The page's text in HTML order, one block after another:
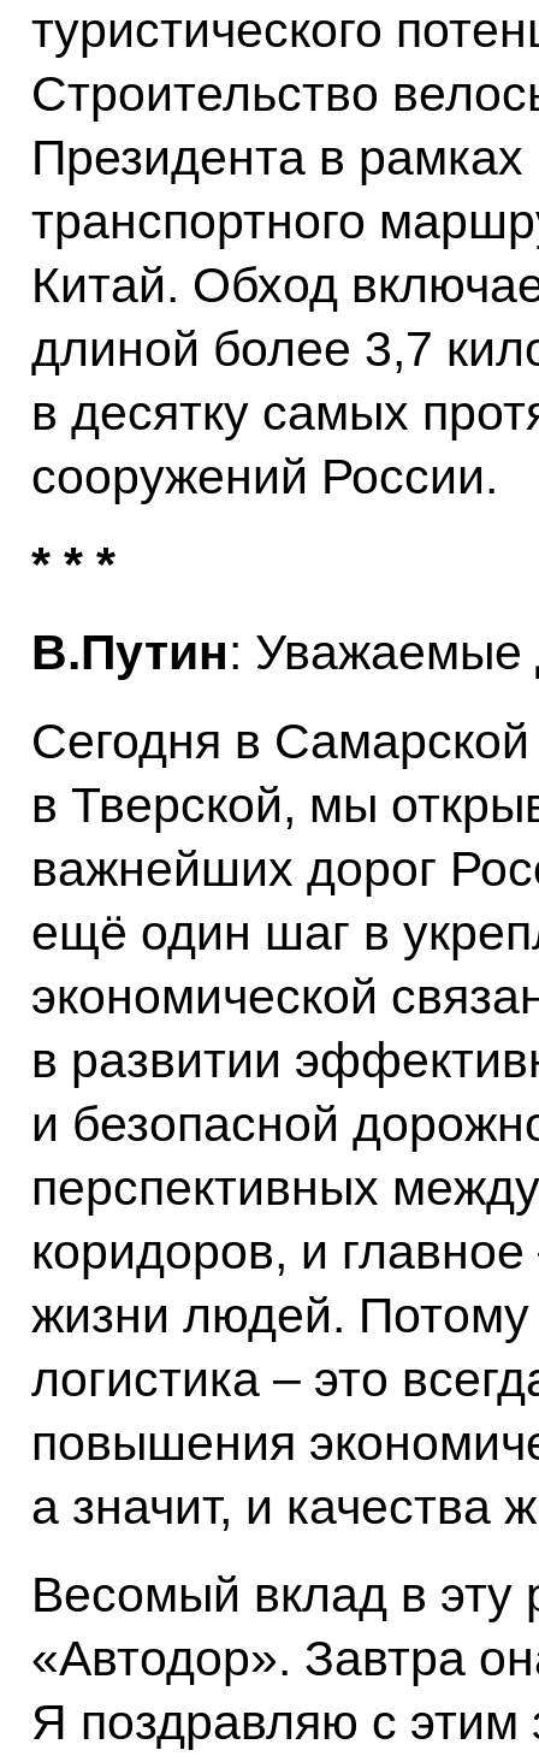
туристического
Строительство
Президента в
транспортного
Китай. Обход
длиной более 3,7
в десятку самых
сооружений России.
* * *
В.Путин: Уважаемые
Сегодня в Самарской
в Тверской, мы
важнейших дорог
ещё один шаг в
экономической
в развитии
и безопасной
перспективных
коридоров, и
жизни людей. Потому
логистика – это
повышения
а значит, и качества
Весомый вклад в эту
«Автодор». Завтра
Я поздравляю с